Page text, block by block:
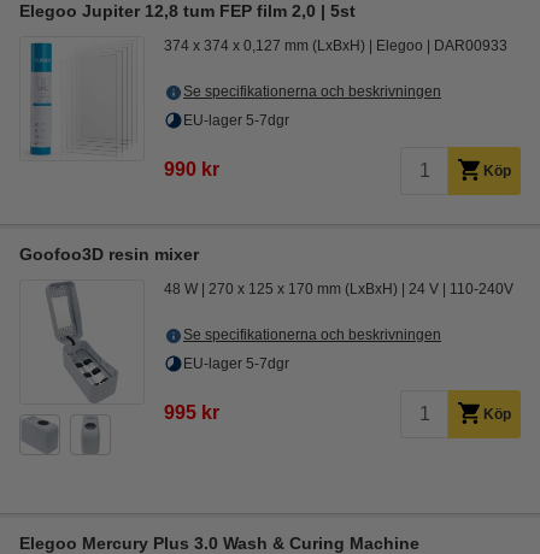
Elegoo Jupiter 12,8 tum FEP film 2,0 | 5st
374 x 374 x 0,127 mm (LxBxH) Elegoo DAR00933
Se specifikationerna och beskrivningen
EU-lager 5-7dgr
990 kr Köp
Goofoo3D resin mixer
48 W 270 x 125 x 170 mm (LxBxH) 24 V 110-240V
Se specifikationerna och beskrivningen
EU-lager 5-7dgr
995 kr Köp
Elegoo Mercury Plus 3.0 Wash & Curing Machine